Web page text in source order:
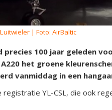
| Foto: AirBaltic
precies 100 jaar geleden
het groene
vanmiddag in een
YL-CSL, die ook